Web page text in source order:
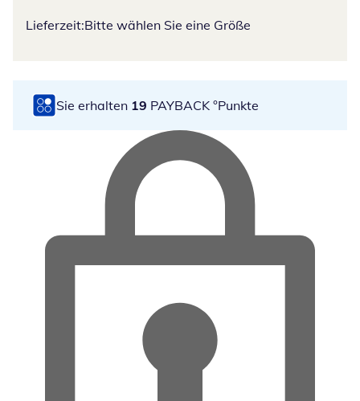
Lieferzeit:Bitte wählen Sie eine Größe
Sie erhalten 19 PAYBACK °Punkte